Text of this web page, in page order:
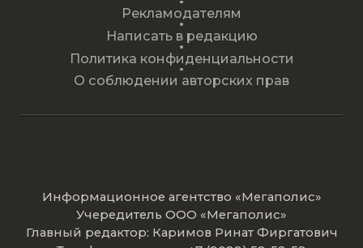
Рекламодателям
Написать в редакцию
Политика конфиденциальности
О соблюдении авторских прав
Информационное агентство «Мегаполис»
Учередитель ООО «Мегаполис»
Главный редактор: Каримов Ринат Фиргатович